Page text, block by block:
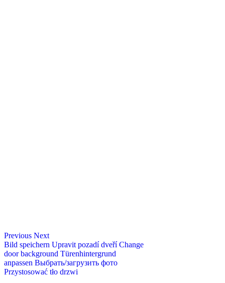
Previous Next
Bild speichern Upravit pozadí dveří Change
door background Türenhintergrund
anpassen Выбрать/загрузить фото
Przystosować tło drzwi